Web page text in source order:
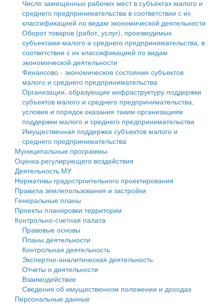
Социальная защита
Фотоальбом
Муниципальные услуги
Проекты административных регламентов
Антимонопольный комплаенс
Противодействие коррупции
Информационная поддержка субъектов малого и
среднего предпринимательства
Муниципальные программы
Контрольно-счетная палата
Персональные данные
Оценка регулирующего воздействия
Деятельность МУ
Нормативы градостроительного проектирования
Правила землепользования и застройки
Генеральные планы
Проекты планировки территории
Собрание депутатов
Городское поселение
Сельские поселения
Число замещенных рабочих мест в субъектах малого и
среднего предпринимательства в соответствии с их
классификацией по видам экономической деятельности
Оборот товаров (работ, услуг), производимых
субъектами малого и среднего предпринимательства, в
соответствии с их классификацией по видам
экономической деятельности
Финансово - экономическое состояние субъектов
малого и среднего предпринимательства
Организации, образующие инфраструктуру поддержки
субъектов малого и среднего предпринимательства,
условия и порядок оказания таким организациям
поддержки малого и среднего предпринимательства
Имущественная поддержка субъектов малого и
среднего предпринимательства
Муниципальные программы
Оценка регулирующего воздействия
Деятельность МУ
Нормативы градостроительного проектирования
Правила землепользования и застройки
Генеральные планы
Проекты планировки территории
Контрольно-счетная палата
Правовые основы
Планы деятельности
Контрольная деятельность
Экспертно-аналитическая деятельность
Отчеты о деятельности
Взаимодействие
Сведения об имущественном положении и доходах
Персональные данные